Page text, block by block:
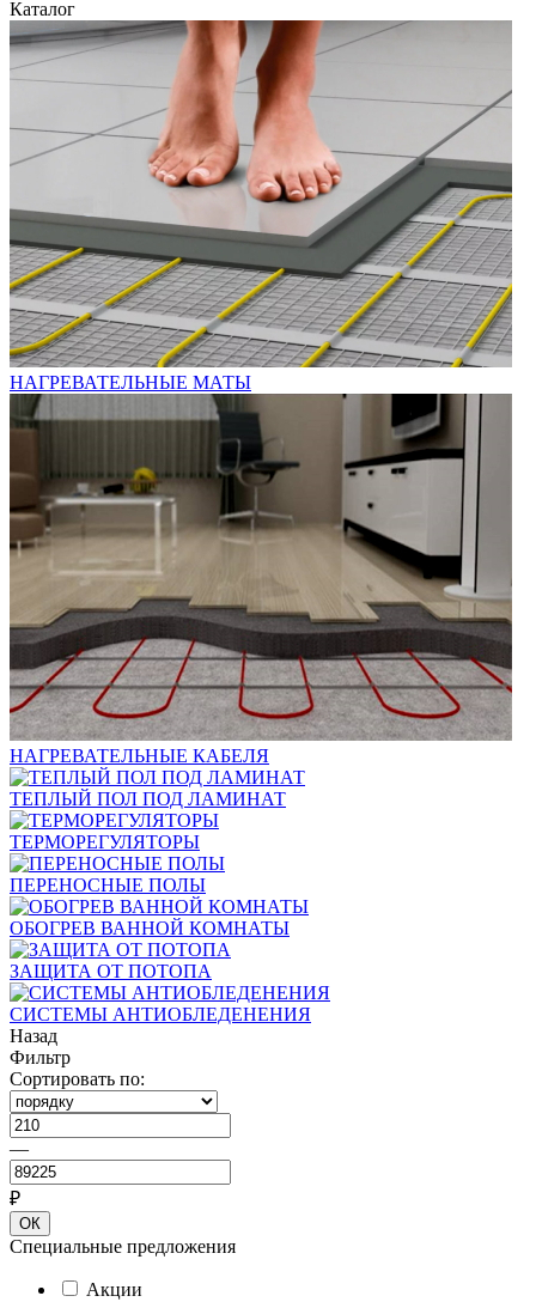
Каталог
НАГРЕВАТЕЛЬНЫЕ МАТЫ
НАГРЕВАТЕЛЬНЫЕ КАБЕЛЯ
ТЕПЛЫЙ ПОЛ ПОД ЛАМИНАТ
ТЕРМОРЕГУЛЯТОРЫ
ПЕРЕНОСНЫЕ ПОЛЫ
ОБОГРЕВ ВАННОЙ КОМНАТЫ
ЗАЩИТА ОТ ПОТОПА
СИСТЕМЫ АНТИОБЛЕДЕНЕНИЯ
Назад
Фильтр
Сортировать по:
—
₽
ОК
Специальные предложения
Акции